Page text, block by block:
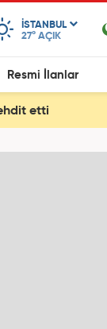
ISTANBUL
27° AÇIK
Resmi İlanlar
etti